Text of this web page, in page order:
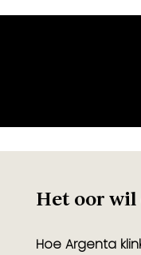
Het oor wil
Hoe Argenta